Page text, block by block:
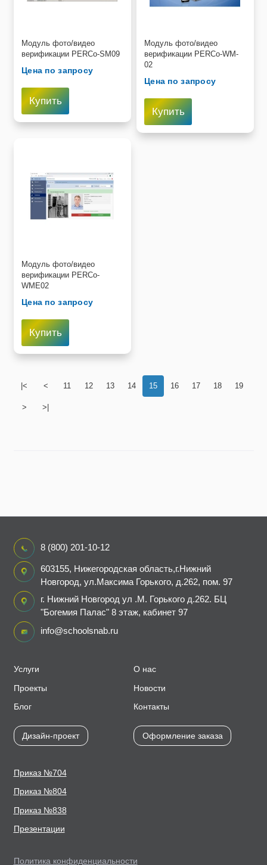
Модуль фото/видео
верификации PERCo-SM09
Цена по запросу
Купить
Модуль фото/видео
верификации PERCo-WM-
02
Цена по запросу
Купить
Модуль фото/видео
верификации PERCo-
WME02
Цена по запросу
Купить
|< < 11 12 13 14 15 16 17 18 19
> >|
Услуги
Проекты
Блог
Дизайн-проект
О нас
Новости
Контакты
Оформление заказа
Приказ №704
Приказ №804
Приказ №838
Презентации
8 (800) 201-10-12
603155, Нижегородская область,г.Нижний
Новгород, ул.Максима Горького, д.262, пом. 97
г. Нижний Новгород ул .М. Горького д.262. БЦ
"Богемия Палас" 8 этаж, кабинет 97
info@schoolsnab.ru
Политика конфиденциальности